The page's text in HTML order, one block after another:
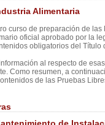
Alimentaria
curso de preparación de las
oficial aprobado por la
obligatorios del Título
al respecto de
Como resumen, a
de las Pruebas